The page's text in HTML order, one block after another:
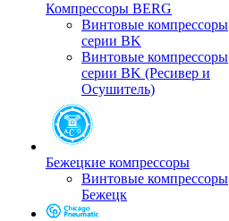
Компрессоры BERG
Винтовые компрессоры
серии BK
Винтовые компрессоры
серии BK (Ресивер и
Осушитель)
Бежецкие компрессоры
Винтовые компрессоры
Бежецк